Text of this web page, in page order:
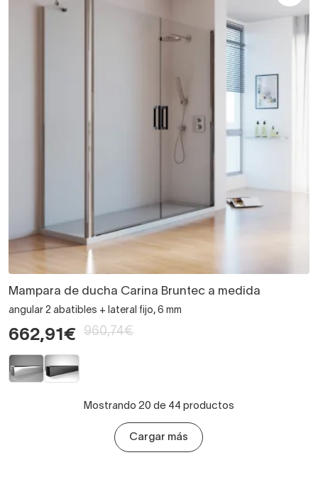
Mampara de ducha Carina Bruntec a medida
angular 2 abatibles + lateral fijo, 6 mm
662,91€ 960,74€
Mostrando 20 de 44 productos
Cargar más